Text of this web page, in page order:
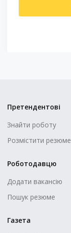
Претендентові
Знайти роботу
Розмістити резюме
Роботодавцю
Додати вакансію
Пошук резюме
Газета